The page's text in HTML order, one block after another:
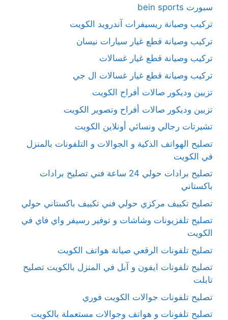
سبورت bein sports
تركيب وصيانة ريسيفرات آندرويد الكويت
تركيب وصيانة قطع غيار سيارات نيسان
تركيب وصيانة قطع غيار غسالات
تركيب وصيانة قطع غيار غسالات ال جي
تزيين وديكور صالات أفراح الكويت
تزيين وديكور صالات أفراح وتصوير الكويت
تشيرتات رجالي ونسائي أونلاين الكويت
تصليح الهواتف الذكية و الجوالات و التلفونات بالمنزل
في الكويت
تصليح برادات حولي 24 ساعة فني تصليح برادات
باكستاني
تصليح تكييف مركزي حولي فني تكييف باكستاني حولي
تصليح تلفزيونات وشاشات و توفير رسيفر واي فاي في
الكويت
تصليح تلفونات الرقعي صيانة هواتف الكويت
تصليح تلفونات ايفون و آبل في المنزل بالكويت تصليح
تابلت
تصليح تلفونات جوالات الكويت فوري
تصليح تلفونات و هواتف وجوالات مستعملة بالكويت